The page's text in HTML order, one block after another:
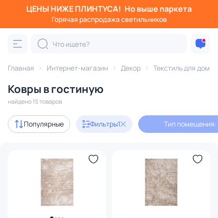
ЦЕНЫ НИЖЕ ПЛИНТУСА! Но выше паркета
Горячая распродажа светильников
Главная Интернет-магазин Декор Текстиль для дома
Ковры в гостиную
найдено 15 товаров
Популярные Фильтры1 Тип помещения:
Фильтры
Категория:
прямоугольные ручной работы
В наличии 5